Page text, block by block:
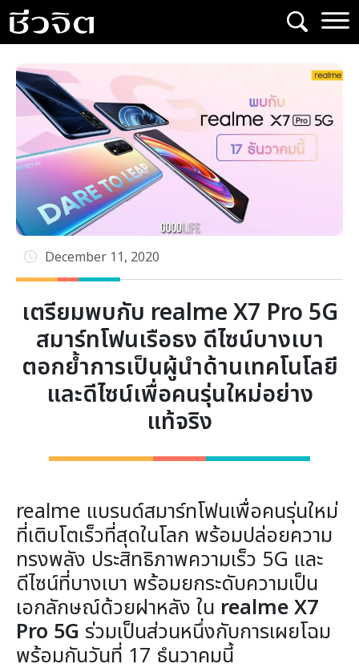
Skip
to
content
December 11, 2020
เตรียมพบกับ realme X7 Pro 5G
สมาร์ทโฟนเรือธง ดีไซน์บางเบา
ตอกย้ำการเป็นผู้นำด้านเทคโนโลยี
และดีไซน์เพื่อคนรุ่นใหม่อย่าง
แท้จริง
realme แบรนด์สมาร์ทโฟนเพื่อคนรุ่นใหม่
ที่เติบโตเร็วที่สุดในโลก พร้อมปล่อยความ
ทรงพลัง ประสิทธิภาพความเร็ว 5G และ
ดีไซน์ที่บางเบา พร้อมยกระดับความเป็น
เอกลักษณ์ด้วยฝาหลัง ใน realme X7
Pro 5G ร่วมเป็นส่วนหนึ่งกับการเผยโฉม
พร้อมกันวันที่ 17 ธํนวาคมนี้